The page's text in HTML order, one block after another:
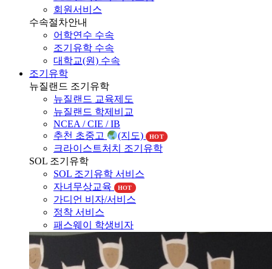
공인 이민법무사
SOL 온라인 수속시스템
회원서비스
수속절차안내
어학연수 수속
조기유학 수속
대학교(원) 수속
조기유학
뉴질랜드 조기유학
뉴질랜드 교육제도
뉴질랜드 학제비교
NCEA / CIE / IB
추천 초중고
크라이스트처치 조기유학
SOL 조기유학
SOL 조기유학 서비스
자녀무상교육
가디언 비자/서비스
정착 서비스
패스웨이 학생비자